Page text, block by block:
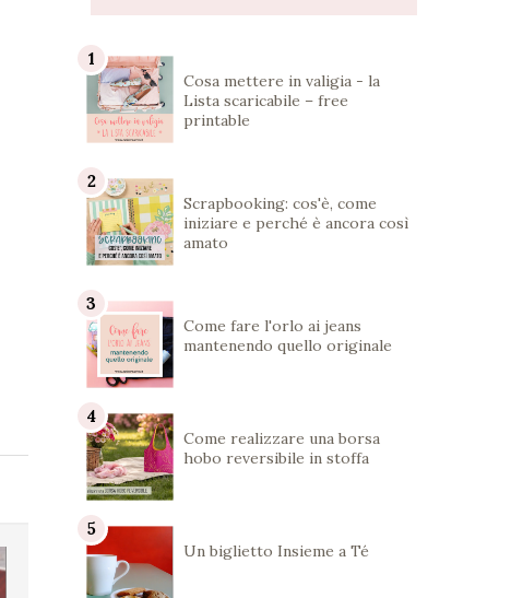
Cosa mettere in valigia - la
Lista scaricabile – free
printable
Scrapbooking: cos'è, come
iniziare e perché è ancora così
amato
Come fare l'orlo ai jeans
mantenendo quello originale
Come realizzare una borsa
hobo reversibile in stoffa
Un biglietto Insieme a Té